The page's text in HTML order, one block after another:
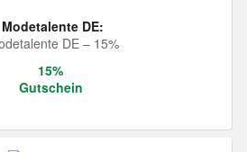
Modetalente DE:
DE – 15%
15%
Gutschein